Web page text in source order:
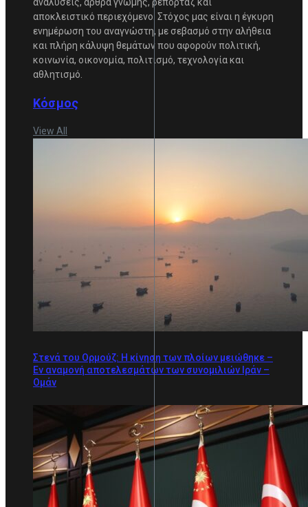
αποκλειστικό περιεχόμενο. Στόχος μας είναι η έγκυρη
ενημέρωση του αναγνώστη, με σεβασμό στην αλήθεια
και πλήρη κάλυψη θεμάτων που αφορούν πολιτική,
κοινωνία, οικονομία, πολιτισμό, τεχνολογία και
αθλητισμό.
Κόσμος
View All
Στενά του Ορμούζ: Η κίνηση των πλοίων μειώθηκε –
Εν αναμονή αποτελεσμάτων των συνομιλιών Ιράν –
Ομάν